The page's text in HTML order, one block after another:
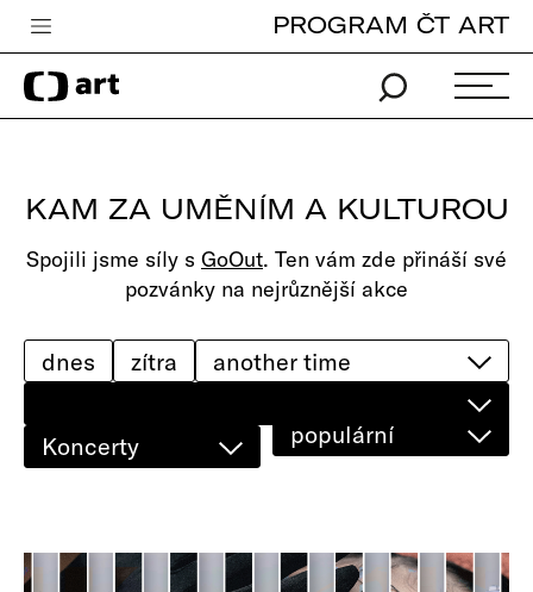
Česká televize
Zpravodajství
iVysílání
TV program
edu
PROGRAM ČT ART
KAM ZA UMĚNÍM A KULTUROU
Spojili jsme síly s GoOut. Ten vám zde přináší své
pozvánky na nejrůznější akce
Koncerty
dnes zítra
populární